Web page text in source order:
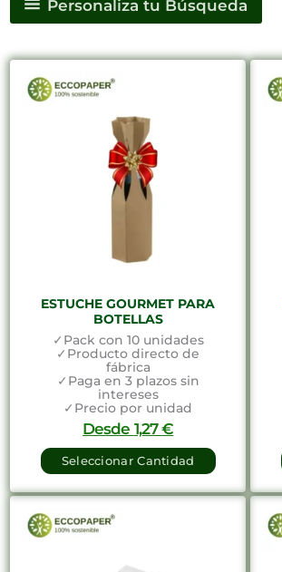
Personaliza tu Búsqueda
ESTUCHE GOURMET PARA
BOTELLAS
✓Pack con 10 unidades
✓Producto directo de
fábrica
✓Paga en 3 plazos sin
intereses
✓Precio por unidad
Desde 1,27€
Seleccionar Cantidad